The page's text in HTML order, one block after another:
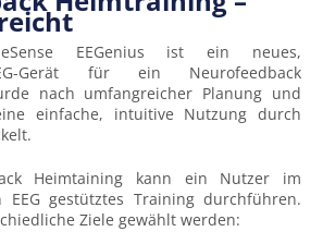
EEGenius ist ein neues,
Gerät für ein Neurofeedback
nach umfangreicher Planung und
einfache, intuitive Nutzung durch
Heimtaining kann ein Nutzer im
gestütztes Training durchführen.
Ziele gewählt werden: